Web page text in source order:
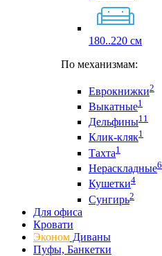
180..220 см
По механизмам:
Еврокнижки2
Выкатные1
Дельфины11
Клик-кляк1
Тахта1
Нераскладные6
Кушетки4
Сунгирь2
Для офиса
Кровати
Эконом Диваны
Пуфы, Банкетки